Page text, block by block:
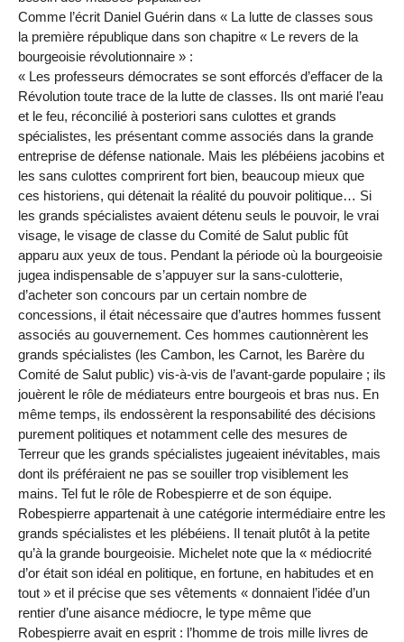
Comme l’écrit Daniel Guérin dans « La lutte de classes sous
la première république dans son chapitre « Le revers de la
bourgeoisie révolutionnaire » :
« Les professeurs démocrates se sont efforcés d’effacer de la
Révolution toute trace de la lutte de classes. Ils ont marié l’eau
et le feu, réconcilié à posteriori sans culottes et grands
spécialistes, les présentant comme associés dans la grande
entreprise de défense nationale. Mais les plébéiens jacobins et
les sans culottes comprirent fort bien, beaucoup mieux que
ces historiens, qui détenait la réalité du pouvoir politique… Si
les grands spécialistes avaient détenu seuls le pouvoir, le vrai
visage, le visage de classe du Comité de Salut public fût
apparu aux yeux de tous. Pendant la période où la bourgeoisie
jugea indispensable de s’appuyer sur la sans-culotterie,
d’acheter son concours par un certain nombre de
concessions, il était nécessaire que d’autres hommes fussent
associés au gouvernement. Ces hommes cautionnèrent les
grands spécialistes (les Cambon, les Carnot, les Barère du
Comité de Salut public) vis-à-vis de l’avant-garde populaire ; ils
jouèrent le rôle de médiateurs entre bourgeois et bras nus. En
même temps, ils endossèrent la responsabilité des décisions
purement politiques et notamment celle des mesures de
Terreur que les grands spécialistes jugeaient inévitables, mais
dont ils préféraient ne pas se souiller trop visiblement les
mains. Tel fut le rôle de Robespierre et de son équipe.
Robespierre appartenait à une catégorie intermédiaire entre les
grands spécialistes et les plébéiens. Il tenait plutôt à la petite
qu’à la grande bourgeoisie. Michelet note que la « médiocrité
d’or était son idéal en politique, en fortune, en habitudes et en
tout » et il précise que ses vêtements « donnaient l’idée d’un
rentier d’une aisance médiocre, le type même que
Robespierre avait en esprit : l’homme de trois mille livres de